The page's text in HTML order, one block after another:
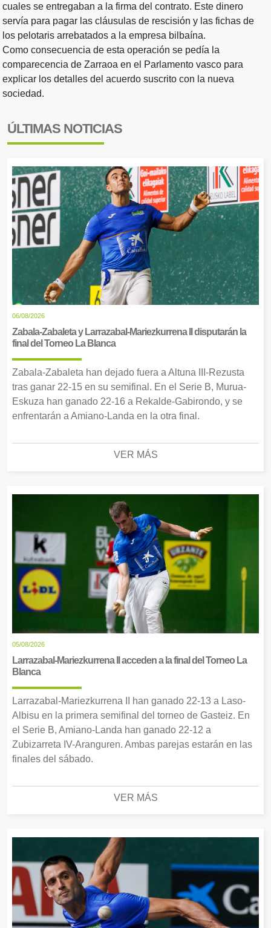
cuales se entregaban a la firma del contrato. Este dinero
servía para pagar las cláusulas de rescisión y las fichas de
los pelotaris arrebatados a la empresa bilbaína.
Como consecuencia de esta operación se pedía la
comparecencia de Zarraoa en el Parlamento vasco para
explicar los detalles del acuerdo suscrito con la nueva
sociedad.
ÚLTIMAS NOTICIAS
06/08/2026
Zabala-Zabaleta y Larrazabal-Mariezkurrena II disputarán la
final del Torneo La Blanca
Zabala-Zabaleta han dejado fuera a Altuna III-Rezusta
tras ganar 22-15 en su semifinal. En el Serie B, Murua-
Eskuza han ganado 22-16 a Rekalde-Gabirondo, y se
enfrentarán a Amiano-Landa en la otra final.
VER MÁS
05/08/2026
Larrazabal-Mariezkurrena II acceden a la final del Torneo La
Blanca
Larrazabal-Mariezkurrena II han ganado 22-13 a Laso-
Albisu en la primera semifinal del torneo de Gasteiz. En
el Serie B, Amiano-Landa han ganado 22-12 a
Zubizarreta IV-Aranguren. Ambas parejas estarán en las
finales del sábado.
VER MÁS